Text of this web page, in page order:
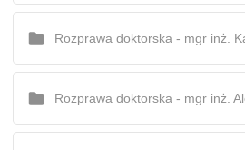
Rozprawa doktorska - mgr inż.
Rozprawa doktorska - mgr inż.